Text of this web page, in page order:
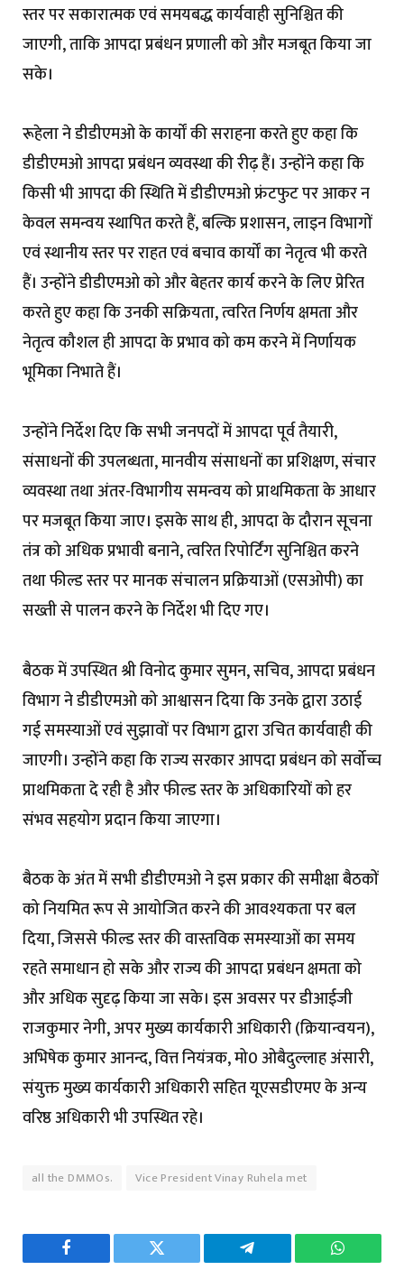
स्तर पर सकारात्मक एवं समयबद्ध कार्यवाही सुनिश्चित की
जाएगी, ताकि आपदा प्रबंधन प्रणाली को और मजबूत किया जा
सके।
रूहेला ने डीडीएमओ के कार्यों की सराहना करते हुए कहा कि
डीडीएमओ आपदा प्रबंधन व्यवस्था की रीढ़ हैं। उन्होंने कहा कि
किसी भी आपदा की स्थिति में डीडीएमओ फ्रंटफुट पर आकर न
केवल समन्वय स्थापित करते हैं, बल्कि प्रशासन, लाइन विभागों
एवं स्थानीय स्तर पर राहत एवं बचाव कार्यों का नेतृत्व भी करते
हैं। उन्होंने डीडीएमओ को और बेहतर कार्य करने के लिए प्रेरित
करते हुए कहा कि उनकी सक्रियता, त्वरित निर्णय क्षमता और
नेतृत्व कौशल ही आपदा के प्रभाव को कम करने में निर्णायक
भूमिका निभाते हैं।
उन्होंने निर्देश दिए कि सभी जनपदों में आपदा पूर्व तैयारी,
संसाधनों की उपलब्धता, मानवीय संसाधनों का प्रशिक्षण, संचार
व्यवस्था तथा अंतर-विभागीय समन्वय को प्राथमिकता के आधार
पर मजबूत किया जाए। इसके साथ ही, आपदा के दौरान सूचना
तंत्र को अधिक प्रभावी बनाने, त्वरित रिपोर्टिंग सुनिश्चित करने
तथा फील्ड स्तर पर मानक संचालन प्रक्रियाओं (एसओपी) का
सख्ती से पालन करने के निर्देश भी दिए गए।
बैठक में उपस्थित श्री विनोद कुमार सुमन, सचिव, आपदा प्रबंधन
विभाग ने डीडीएमओ को आश्वासन दिया कि उनके द्वारा उठाई
गई समस्याओं एवं सुझावों पर विभाग द्वारा उचित कार्यवाही की
जाएगी। उन्होंने कहा कि राज्य सरकार आपदा प्रबंधन को सर्वोच्च
प्राथमिकता दे रही है और फील्ड स्तर के अधिकारियों को हर
संभव सहयोग प्रदान किया जाएगा।
बैठक के अंत में सभी डीडीएमओ ने इस प्रकार की समीक्षा बैठकों
को नियमित रूप से आयोजित करने की आवश्यकता पर बल
दिया, जिससे फील्ड स्तर की वास्तविक समस्याओं का समय
रहते समाधान हो सके और राज्य की आपदा प्रबंधन क्षमता को
और अधिक सुदृढ़ किया जा सके। इस अवसर पर डीआईजी
राजकुमार नेगी, अपर मुख्य कार्यकारी अधिकारी (क्रियान्वयन),
अभिषेक कुमार आनन्द, वित्त नियंत्रक, मो0 ओबैदुल्लाह अंसारी,
संयुक्त मुख्य कार्यकारी अधिकारी सहित यूएसडीएमए के अन्य
वरिष्ठ अधिकारी भी उपस्थित रहे।
all the DMMOs. Vice President Vinay Ruhela met
Facebook Twitter Telegram